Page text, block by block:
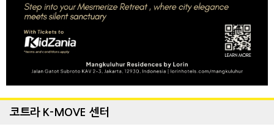
코트라 K-MOVE 센터